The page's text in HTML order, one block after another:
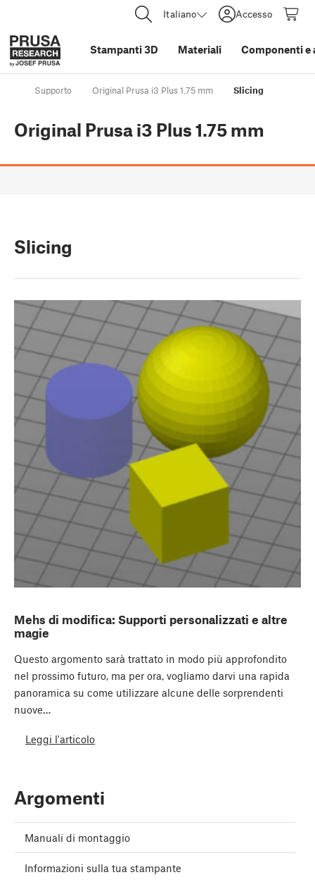
Italiano Accesso
Stampanti 3D Materiali Componenti e
Supporto Original Prusa i3 Plus 1.75 mm Slicing
Original Prusa i3 Plus 1.75 mm
Slicing
Mehs di modifica: Supporti personalizzati e altre
magie
Questo argomento sarà trattato in modo più approfondito
nel prossimo futuro, ma per ora, vogliamo darvi una rapida
panoramica su come utilizzare alcune delle sorprendenti
nuove…
Leggi l'articolo
Argomenti
Manuali di montaggio
Informazioni sulla tua stampante